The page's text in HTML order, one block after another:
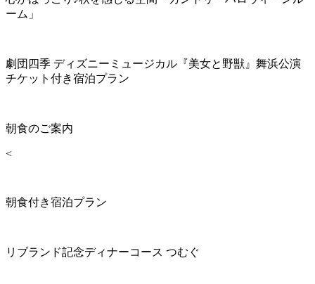
ーム」
劇団四季 ディズニーミュージカル『美女と野獣』舞浜公演
チケット付き宿泊プラン
朝食のご案内
<
朝食付き宿泊プラン
リブランド記念ディナーコース つむぐ